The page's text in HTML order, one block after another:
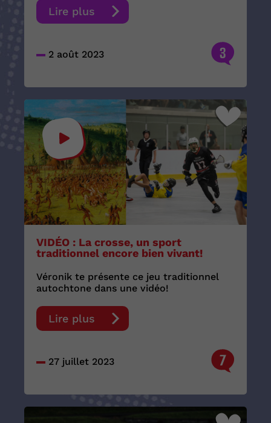
Lire plus
2 août 2023 3
VIDÉO : La crosse, un sport
traditionnel encore bien vivant!
Véronik te présente ce jeu traditionnel
autochtone dans une vidéo!
Lire plus
27 juillet 2023 7